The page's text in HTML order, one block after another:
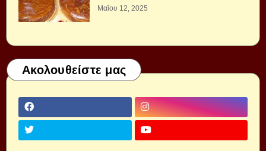
Μαΐου 12, 2025
Ακολουθείστε μας